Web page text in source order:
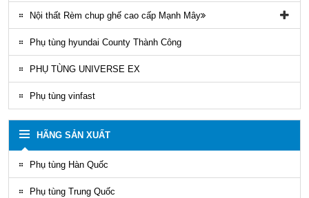
Nội thất Rèm chup ghế cao cấp Mạnh Mây
Rèm áo ghế xe County Mạnh Mây
Phụ tùng hyundai County Thành Công
PHỤ TÙNG UNIVERSE EX
Phụ tùng vinfast
HÃNG SẢN XUẤT
Phụ tùng Hàn Quốc
Phụ tùng Trung Quốc